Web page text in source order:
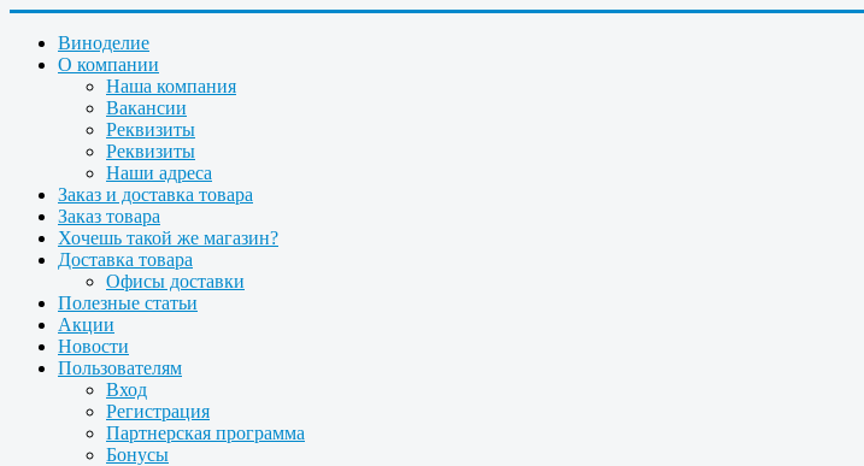
Виноделие
О компании
Наша компания
Вакансии
Реквизиты
Реквизиты
Наши адреса
Заказ и доставка товара
Заказ товара
Хочешь такой же магазин?
Доставка товара
Офисы доставки
Полезные статьи
Акции
Новости
Пользователям
Вход
Регистрация
Партнерская программа
Бонусы